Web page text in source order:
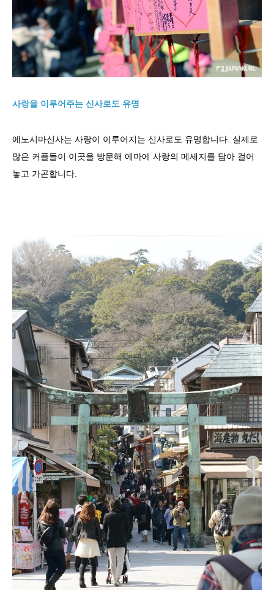
사랑을 이루어주는 신사로도 유명
에노시마신사는 사랑이 이루어지는 신사로도 유명합니다. 실제로
많은 커플들이 이곳을 방문해 에마에 사랑의 메세지를 담아 걸어
놓고 가곤합니다.